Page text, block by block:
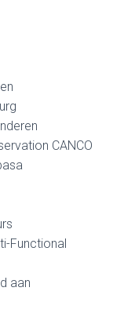
CANCO
Functional
aan